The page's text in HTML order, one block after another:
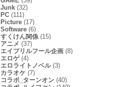
Junk(32)
PC(111)
Picture(17)
Software(6)
すくけん関係(15)
アニメ (37)
エイプリルフール企画(8)
エロゲ(4)
エロライトノベル(3)
カラオケ(7)
コラボ_ターンオン(40)